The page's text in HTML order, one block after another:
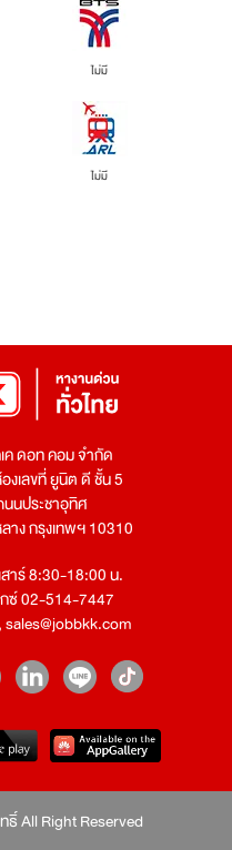
ไม่มี
ไม่มี
ค ดอท คอม จำกัด
งเลขที่ ยูนิต ดี ชั้น 5
นประชาอุทิศ
าง กรุงเทพฯ 10310
าร์ 8:30-18:00 น.
ซ์ 02-514-7447
,sales@jobbkk.com
All Right Reserved